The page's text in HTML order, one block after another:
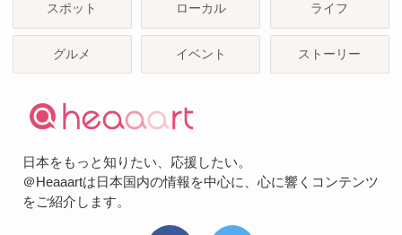
スポット ローカル ライフ
グルメ イベント ストーリー
日本をもっと知りたい、応援したい。
＠Heaaartは日本国内の情報を中心に、心に響くコンテンツ
をご紹介します。